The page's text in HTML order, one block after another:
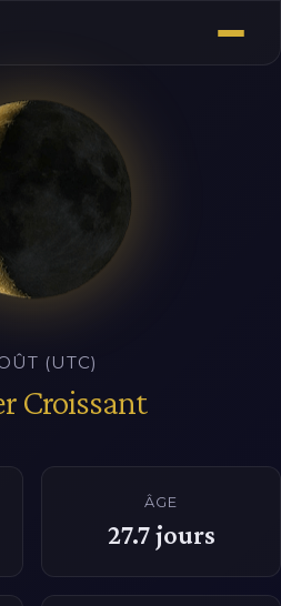
(UTC)
Croissant
ÂGE
27.7jours